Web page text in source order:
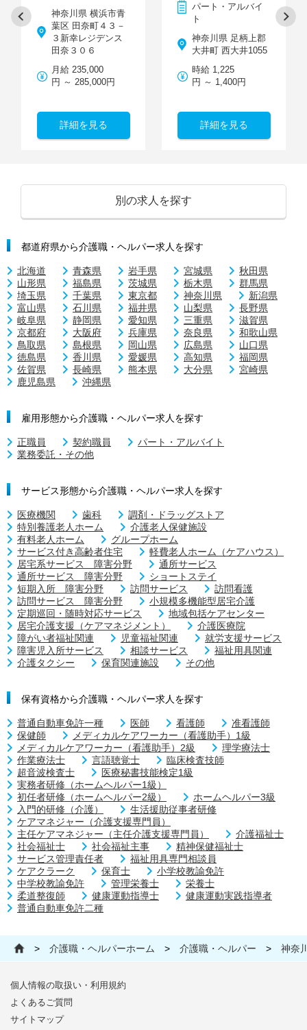
神奈川県 横浜市青
葉区 田奈町４３－
３新幸レジデンス
田奈３０６
月給 235,000
円 ～ 285,000円
詳細を見る
パート・アルバイ
ト
神奈川県 足柄上郡
大井町 西大井1055
時給 1,225
円 ～ 1,400円
詳細を見る
別の求人を探す
都道府県から介護職・ヘルパー求人を探す
北海道 青森県 岩手県 宮城県
秋田県
山形県
福島県 茨城県 栃木県
群馬県
埼玉県
千葉県 東京都 神奈川県
新潟県
富山県
石川県 福井県 山梨県
長野県
岐阜県
静岡県 愛知県 三重県
滋賀県
京都府
大阪府 兵庫県 奈良県
和歌山県
鳥取県
島根県 岡山県 広島県
山口県
徳島県
香川県 愛媛県 高知県
福岡県
佐賀県
長崎県 熊本県 大分県
宮崎県
鹿児島県
沖縄県
雇用形態から介護職・ヘルパー求人を探す
正職員 契約職員
パート・アルバイト
業務委託・その他
サービス形態から介護職・ヘルパー求人を探す
医療機関 歯科
調剤・ドラッグストア
特別養護老人ホーム
介護老人保健施設
有料老人ホーム
グループホーム
サービス付き高齢者住宅
軽費老人ホーム（ケアハウス）
居宅系サービス 障害分野
通所サービス
通所サービス 障害分野
ショートステイ
短期入所 障害分野
訪問サービス
訪問看護
訪問サービス 障害分野
小規模多機能型居宅介護
定期巡回・随時対応サービス
地域包括ケアセンター
居宅介護支援（ケアマネジメント）
介護医療院
障がい者福祉関連
児童福祉関連
就労支援サービス
障害児入所サービス
相談サービス
福祉用具関連
介護タクシー
保育関連施設 その他
保有資格から介護職・ヘルパー求人を探す
普通自動車免許一種 医師 看護師
准看護師
保健師
メディカルケアワーカー（看護助手）1級
メディカルケアワーカー（看護助手）2級
理学療法士
作業療法士
言語聴覚士
臨床検査技師
超音波検査士
医療秘書技能検定1級
実務者研修（ホームヘルパー1級）
初任者研修（ホームヘルパー2級）
ホームヘルパー3級
入門的研修（介護）
生活援助従事者研修
ケアマネジャー（介護支援専門員）
主任ケアマネジャー（主任介護支援専門員）
介護福祉士
社会福祉士
社会福祉主事
精神保健福祉士
サービス管理責任者
福祉用具専門相談員
ケアクラーク
保育士
小学校教諭免許
中学校教諭免許
管理栄養士
栄養士
柔道整復師
健康運動指導士
健康運動実践指導者
普通自動車免許二種
> 介護職・ヘルパーホーム > 介護職・ヘルパー > 神奈
個人情報の取扱い・利用規約
よくあるご質問
サイトマップ